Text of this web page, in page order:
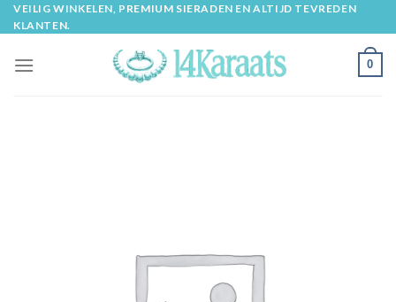
Skip
to
VEILIG WINKELEN, PREMIUM SIERADEN EN ALTIJD TEVREDEN
KLANTEN.
0